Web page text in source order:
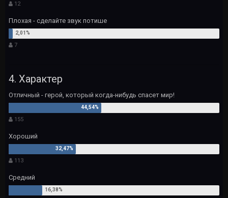
12
Плохая - сделайте звук потише
7
4. Характер
Отличный - герой, который когда-нибудь спасет мир!
155
Хороший
113
Средний